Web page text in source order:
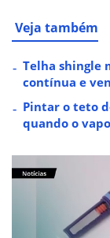
Veja também
Telha shingle
contínua e
Pintar o teto
quando o